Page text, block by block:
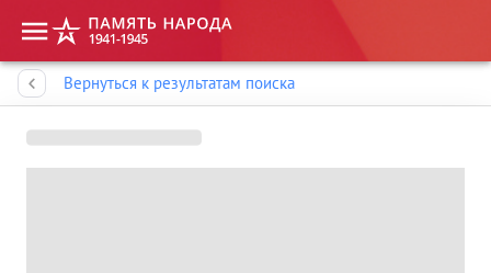
Вернуться к результатам поиска
Память народа